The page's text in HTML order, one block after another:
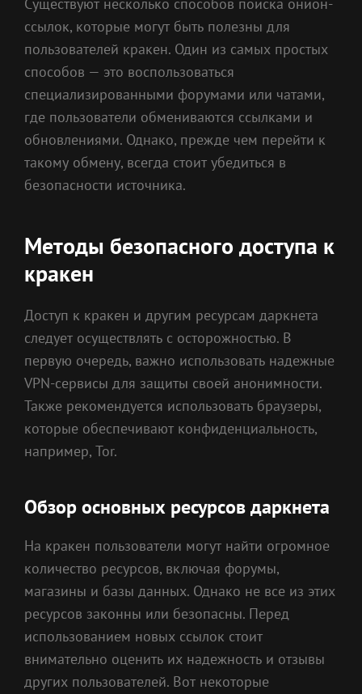
ссылок, которые могут быть полезны для
пользователей кракен. Один из самых простых
способов — это воспользоваться
специализированными форумами или чатами,
где пользователи обмениваются ссылками и
обновлениями. Однако, прежде чем перейти к
такому обмену, всегда стоит убедиться в
безопасности источника.
Методы безопасного доступа к
кракен
Доступ к кракен и другим ресурсам даркнета
следует осуществлять с осторожностью. В
первую очередь, важно использовать надежные
VPN-сервисы для защиты своей анонимности.
Также рекомендуется использовать браузеры,
которые обеспечивают конфиденциальность,
например, Tor.
Обзор основных ресурсов даркнета
На кракен пользователи могут найти огромное
количество ресурсов, включая форумы,
магазины и базы данных. Однако не все из этих
ресурсов законны или безопасны. Перед
использованием новых ссылок стоит
внимательно оценить их надежность и отзывы
других пользователей. Вот некоторые